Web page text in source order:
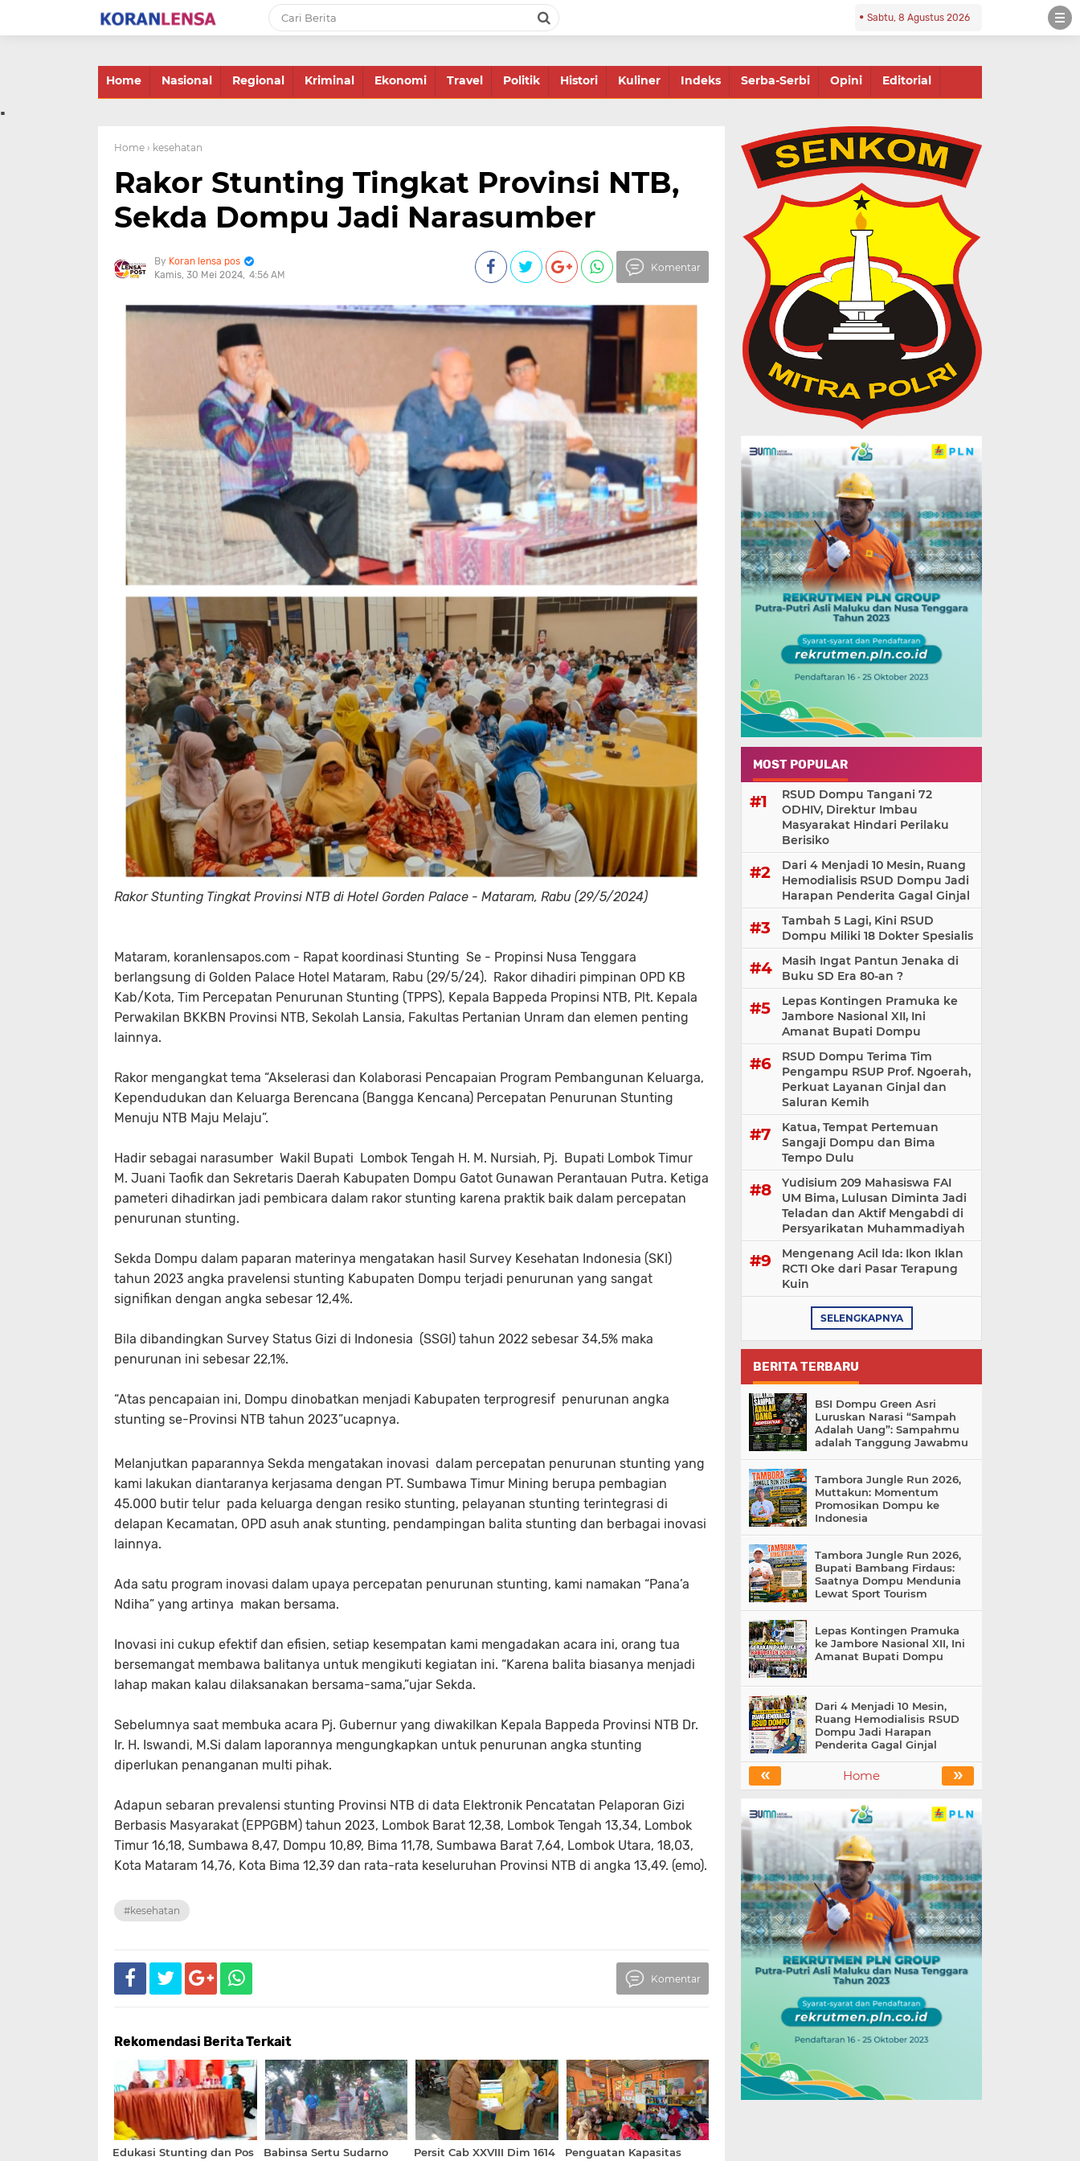
Sabtu, 8 Agustus 2026
Home Nasional Regional Kriminal Ekonomi Travel Politik Histori Kuliner Indeks Serba-Serbi Opini Editorial
.
Home › kesehatan
Rakor Stunting Tingkat Provinsi NTB,
Sekda Dompu Jadi Narasumber
Koran lensa pos
Kamis, 30 Mei 2024 4:56 AM
Komentar
Rakor Stunting Tingkat Provinsi NTB di Hotel Gorden Palace - Mataram, Rabu (29/5/2024)
Mataram, koranlensapos.com - Rapat koordinasi Stunting Se - Propinsi Nusa Tenggara
berlangsung di Golden Palace Hotel Mataram, Rabu (29/5/24). Rakor dihadiri pimpinan OPD KB
Kab/Kota, Tim Percepatan Penurunan Stunting (TPPS), Kepala Bappeda Propinsi NTB, Plt. Kepala
Perwakilan BKKBN Provinsi NTB, Sekolah Lansia, Fakultas Pertanian Unram dan elemen penting
lainnya.
Rakor mengangkat tema “Akselerasi dan Kolaborasi Pencapaian Program Pembangunan Keluarga,
Kependudukan dan Keluarga Berencana (Bangga Kencana) Percepatan Penurunan Stunting
Menuju NTB Maju Melaju”.
Hadir sebagai narasumber Wakil Bupati Lombok Tengah H. M. Nursiah, Pj. Bupati Lombok Timur
M. Juani Taofik dan Sekretaris Daerah Kabupaten Dompu Gatot Gunawan Perantauan Putra. Ketiga
pameteri dihadirkan jadi pembicara dalam rakor stunting karena praktik baik dalam percepatan
penurunan stunting.
Sekda Dompu dalam paparan materinya mengatakan hasil Survey Kesehatan Indonesia (SKI)
tahun 2023 angka pravelensi stunting Kabupaten Dompu terjadi penurunan yang sangat
signifikan dengan angka sebesar 12,4%.
Bila dibandingkan Survey Status Gizi di Indonesia (SSGI) tahun 2022 sebesar 34,5% maka
penurunan ini sebesar 22,1%.
“Atas pencapaian ini, Dompu dinobatkan menjadi Kabupaten terprogresif penurunan angka
stunting se-Provinsi NTB tahun 2023”ucapnya.
Melanjutkan paparannya Sekda mengatakan inovasi dalam percepatan penurunan stunting yang
kami lakukan diantaranya kerjasama dengan PT. Sumbawa Timur Mining berupa pembagian
45.000 butir telur pada keluarga dengan resiko stunting, pelayanan stunting terintegrasi di
delapan Kecamatan, OPD asuh anak stunting, pendampingan balita stunting dan berbagai inovasi
lainnya.
Ada satu program inovasi dalam upaya percepatan penurunan stunting, kami namakan “Pana’a
Ndiha” yang artinya makan bersama.
Inovasi ini cukup efektif dan efisien, setiap kesempatan kami mengadakan acara ini, orang tua
bersemangat membawa balitanya untuk mengikuti kegiatan ini. “Karena balita biasanya menjadi
lahap makan kalau dilaksanakan bersama-sama,”ujar Sekda.
Sebelumnya saat membuka acara Pj. Gubernur yang diwakilkan Kepala Bappeda Provinsi NTB Dr.
Ir. H. Iswandi, M.Si dalam laporannya mengungkapkan untuk penurunan angka stunting
diperlukan penanganan multi pihak.
Adapun sebaran prevalensi stunting Provinsi NTB di data Elektronik Pencatatan Pelaporan Gizi
Berbasis Masyarakat (EPPGBM) tahun 2023, Lombok Barat 12,38, Lombok Tengah 13,34, Lombok
Timur 16,18, Sumbawa 8,47, Dompu 10,89, Bima 11,78, Sumbawa Barat 7,64, Lombok Utara, 18,03,
Kota Mataram 14,76, Kota Bima 12,39 dan rata-rata keseluruhan Provinsi NTB di angka 13,49. (emo).
#kesehatan
Komentar
Rekomendasi Berita Terkait
Edukasi Stunting dan Pos
Babinsa Sertu Sudarno
Persit Cab XXVIII Dim 1614
Penguatan Kapasitas
MOST POPULAR
RSUD Dompu Tangani 72
ODHIV, Direktur Imbau
Masyarakat Hindari Perilaku
Berisiko
Dari 4 Menjadi 10 Mesin, Ruang
Hemodialisis RSUD Dompu Jadi
Harapan Penderita Gagal Ginjal
Tambah 5 Lagi, Kini RSUD
Dompu Miliki 18 Dokter Spesialis
Masih Ingat Pantun Jenaka di
Buku SD Era 80-an ?
Lepas Kontingen Pramuka ke
Jambore Nasional XII, Ini
Amanat Bupati Dompu
RSUD Dompu Terima Tim
Pengampu RSUP Prof. Ngoerah,
Perkuat Layanan Ginjal dan
Saluran Kemih
Katua, Tempat Pertemuan
Sangaji Dompu dan Bima
Tempo Dulu
Yudisium 209 Mahasiswa FAI
UM Bima, Lulusan Diminta Jadi
Teladan dan Aktif Mengabdi di
Persyarikatan Muhammadiyah
Mengenang Acil Ida: Ikon Iklan
RCTI Oke dari Pasar Terapung
Kuin
SELENGKAPNYA
BERITA TERBARU
BSI Dompu Green Asri
Luruskan Narasi “Sampah
Adalah Uang”: Sampahmu
adalah Tanggung Jawabmu
Tambora Jungle Run 2026,
Muttakun: Momentum
Promosikan Dompu ke
Indonesia
Tambora Jungle Run 2026,
Bupati Bambang Firdaus:
Saatnya Dompu Mendunia
Lewat Sport Tourism
Lepas Kontingen Pramuka
ke Jambore Nasional XII, Ini
Amanat Bupati Dompu
Dari 4 Menjadi 10 Mesin,
Ruang Hemodialisis RSUD
Dompu Jadi Harapan
Penderita Gagal Ginjal
« »
Home